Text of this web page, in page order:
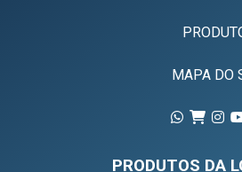
MAPA DO
PRODUTOS DA